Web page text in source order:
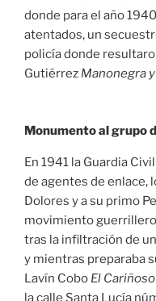
donde para el año
atentados, un
policía donde
Gutiérrez Manonegra
Monumento al grupo
En 1941 la Guardia
de agentes de enlace,
Dolores y a su primo
movimiento
tras la infiltración de
y mientras preparaba
Lavín Cobo El Cariñoso
la calle Santa Lucía